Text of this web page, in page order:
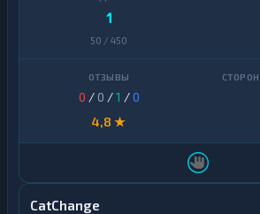
1
50 / 450
0 / 0 /1 /0
4,8 ★
CatChange